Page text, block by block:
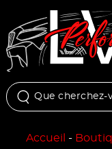
Accueil -